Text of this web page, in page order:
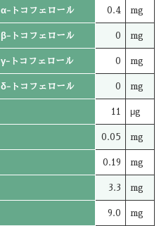
α-トコフェロール 0.4 mg
β-トコフェロール 0 mg
γ-トコフェロール 0 mg
δ-トコフェロール 0 mg
11 μg
0.05 mg
0.19 mg
3.3 mg
9.0 mg